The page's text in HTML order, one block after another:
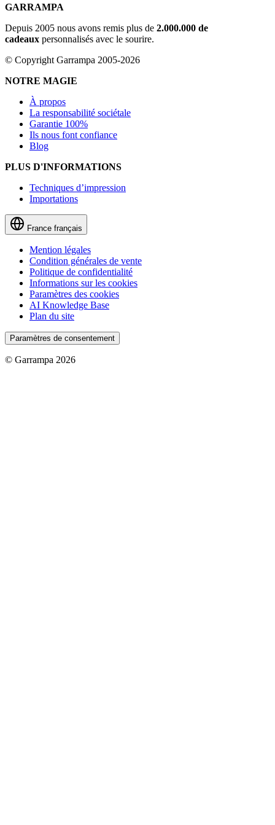
GARRAMPA
Depuis 2005 nous avons remis plus de 2.000.000 de
cadeaux personnalisés avec le sourire.
© Copyright Garrampa 2005-2026
NOTRE MAGIE
À propos
La responsabilité sociétale
Garantie 100%
Ils nous font confiance
Blog
PLUS D'INFORMATIONS
Techniques d’impression
Importations
France français
Mention légales
Condition générales de vente
Politique de confidentialité
Informations sur les cookies
Paramètres des cookies
AI Knowledge Base
Plan du site
Paramètres de consentement
© Garrampa 2026